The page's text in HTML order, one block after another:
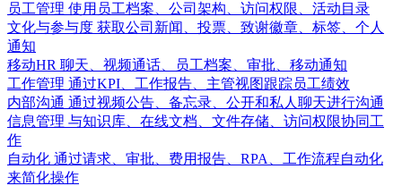
员工管理 使用员工档案、公司架构、访问权限、活动目录
文化与参与度 获取公司新闻、投票、致谢徽章、标签、个人
通知
移动HR 聊天、视频通话、员工档案、审批、移动通知
工作管理 通过KPI、工作报告、主管视图跟踪员工绩效
内部沟通 通过视频公告、备忘录、公开和私人聊天进行沟通
信息管理 与知识库、在线文档、文件存储、访问权限协同工
作
自动化 通过请求、审批、费用报告、RPA、工作流程自动化
来简化操作